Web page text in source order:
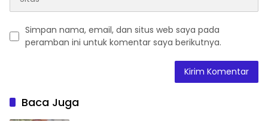
Simpan nama, email, dan situs web saya pada
peramban ini untuk komentar saya berikutnya.
Baca Juga